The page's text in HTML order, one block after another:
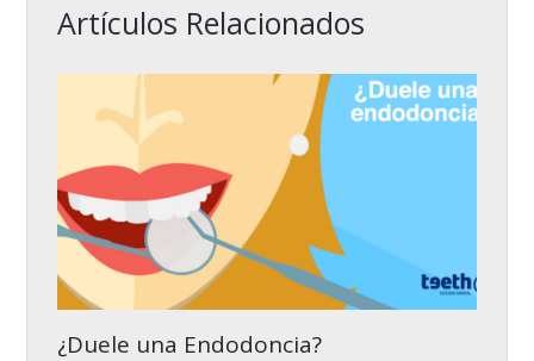
Artículos Relacionados
¿Duele una Endodoncia?